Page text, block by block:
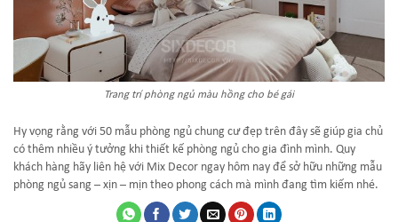
Trang trí phòng ngủ màu hồng cho bé gái
Hy vọng rằng với 50 mẫu phòng ngủ chung cư đẹp trên đây sẽ giúp gia chủ
có thêm nhiều ý tưởng khi thiết kế phòng ngủ cho gia đình mình. Quy
khách hàng hãy liên hệ với Mix Decor ngay hôm nay để sở hữu những mẫu
phòng ngủ sang – xịn – mịn theo phong cách mà mình đang tìm kiếm nhé.